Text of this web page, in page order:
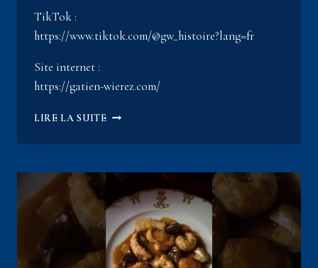
TikTok :
https://www.tiktok.com/@gw_histoire?lang=fr
Site internet :
https://gatien-wierez.com/
LIRE LA SUITEPOURQUOI
TRAVAILLAIT
CULOTTE
#PARIS
#XVIIIESIÈCLE
#LOUISSÉBASTIENMERCIER
EP22